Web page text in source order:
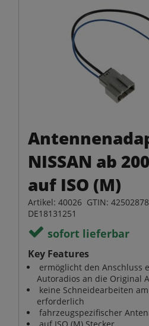
NISSAN ab
auf ISO (M)
Artikel: 40026 GTIN:
DE18131251
sofort lieferbar
Key Features
ermöglicht den Anschluss
Autoradios an die Original
keine Schneidearbeiten
erforderlich
fahrzeugspezifischer